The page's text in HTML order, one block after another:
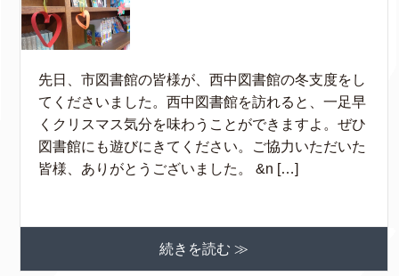
先日、市図書館の皆様が、西中図書館の冬支度をし
てくださいました。西中図書館を訪れると、一足早
くクリスマス気分を味わうことができますよ。ぜひ
図書館にも遊びにきてください。ご協力いただいた
皆様、ありがとうございました。 &n […]
続きを読む ≫